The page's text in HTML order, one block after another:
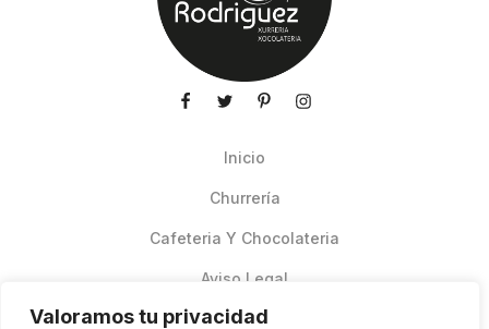
Valoramos tu privacidad
Inicio
Churrería
Cafeteria Y Chocolateria
Aviso Legal